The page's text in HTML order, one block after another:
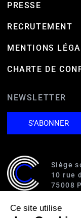
PRESSE
RECRUTEMENT
MENTIONS
CHARTE DE
NEWSLETTER
S'ABONNER
Siège
10 rue
75008
Accès :
Ce site utilise